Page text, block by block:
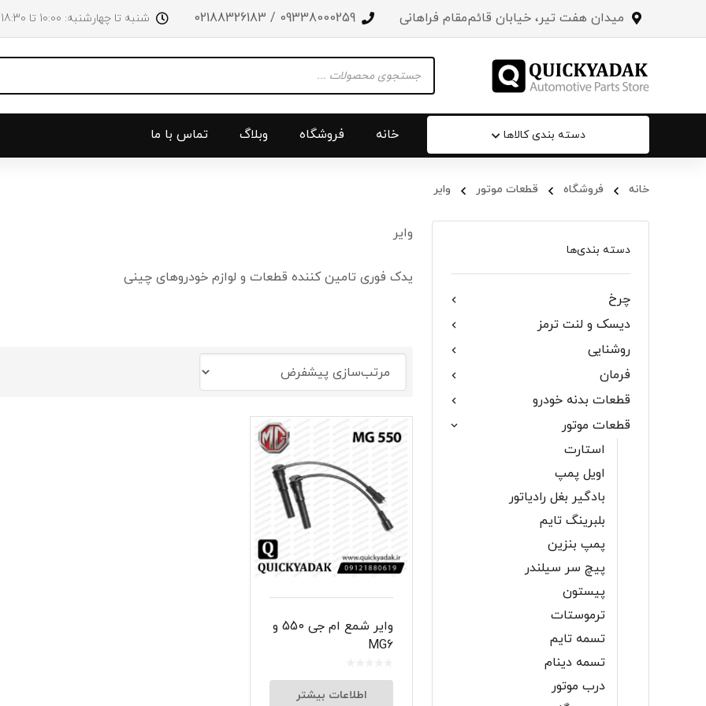
میدان هفت تیر، خیابان قائم‌مقام فراهانی 09338000259 / 02188326183 شنبه تا چهارشنبه: 10:00 تا 18:30 پنجشنبه‌‌ها تا ساعت 14:00
search
دسته بندی کالاها
درب صندوق
گلگیر
چراغ عقب
شبرنگ
میل موج گیر
سیبک فرمان
خانه فروشگاه وبلاگ تماس با ما
خانه فروشگاه قطعات موتور وایر
دسته بندی‌ها
چرخ
دیسک و لنت ترمز
روشنایی
فرمان
قطعات بدنه خودرو
قطعات موتور
استارت
اویل پمپ
بادگیر بغل رادیاتور
بلبرینگ تایم
پمپ بنزین
پیچ سر سیلندر
پیستون
ترموستات
تسمه تایم
تسمه دینام
درب موتور
وایر
یدک فوری تامین کننده قطعات و لوازم خودروهای چینی
وایر شمع ام جی 550 و
MG6
اطلاعات بیشتر